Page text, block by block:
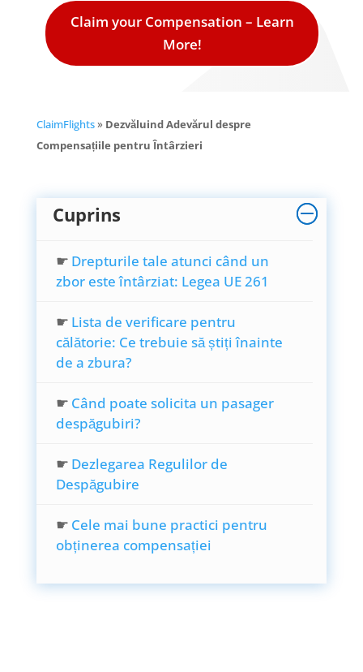
Claim your Compensation – Learn
More!
ClaimFlights» Dezvăluind Adevărul despre
Compensațiile pentru Întârzieri
Cuprins
☛ Drepturile tale atunci când un
zbor este întârziat: Legea UE 261
☛ Lista de verificare pentru
călătorie: Ce trebuie să știți înainte
de a zbura?
☛ Când poate solicita un pasager
despăgubiri?
☛ Dezlegarea Regulilor de
Despăgubire
☛ Cele mai bune practici pentru
obținerea compensației